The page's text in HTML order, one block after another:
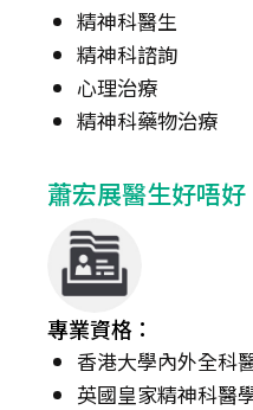
精神科醫生
精神科諮詢
心理治療
精神科藥物治療
蕭宏展醫生好唔好
專業資格：
香港大學內外全科
英國皇家精神科醫